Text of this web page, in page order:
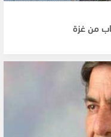
من غزة